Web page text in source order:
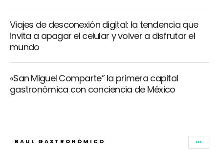
Viajes de desconexión digital: la tendencia que
invita a apagar el celular y volver a disfrutar el
mundo
«San Miguel Comparte” la primera capital
gastronómica con conciencia de México
BAUL GASTRONÓMICO